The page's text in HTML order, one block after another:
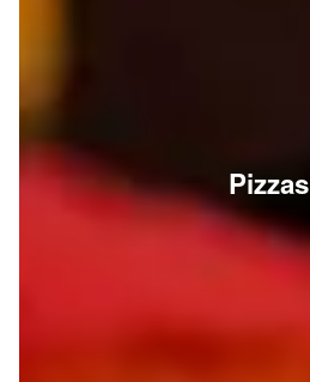
Pizzas